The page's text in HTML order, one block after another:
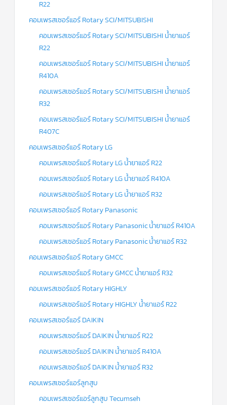
R22
คอมเพรสเซอร์แอร์ Rotary SCI/MITSUBISHI
คอมเพรสเซอร์แอร์ Rotary SCI/MITSUBISHI น้ำยาแอร์
R22
คอมเพรสเซอร์แอร์ Rotary SCI/MITSUBISHI น้ำยาแอร์
R410A
คอมเพรสเซอร์แอร์ Rotary SCI/MITSUBISHI น้ำยาแอร์
R32
คอมเพรสเซอร์แอร์ Rotary SCI/MITSUBISHI น้ำยาแอร์
R407C
คอมเพรสเซอร์แอร์ Rotary LG
คอมเพรสเซอร์แอร์ Rotary LG น้ำยาแอร์ R22
คอมเพรสเซอร์แอร์ Rotary LG น้ำยาแอร์ R410A
คอมเพรสเซอร์แอร์ Rotary LG น้ำยาแอร์ R32
คอมเพรสเซอร์แอร์ Rotary Panasonic
คอมเพรสเซอร์แอร์ Rotary Panasonic น้ำยาแอร์ R410A
คอมเพรสเซอร์แอร์ Rotary Panasonic น้ำยาแอร์ R32
คอมเพรสเซอร์แอร์ Rotary GMCC
คอมเพรสเซอร์แอร์ Rotary GMCC น้ำยาแอร์ R32
คอมเพรสเซอร์แอร์ Rotary HIGHLY
คอมเพรสเซอร์แอร์ Rotary HIGHLY น้ำยาแอร์ R22
คอมเพรสเซอร์แอร์ DAIKIN
คอมเพรสเซอร์แอร์ DAIKIN น้ำยาแอร์ R22
คอมเพรสเซอร์แอร์ DAIKIN น้ำยาแอร์ R410A
คอมเพรสเซอร์แอร์ DAIKIN น้ำยาแอร์ R32
คอมเพรสเซอร์แอร์ลูกสูบ
คอมเพรสเซอร์แอร์ลูกสูบ Tecumseh